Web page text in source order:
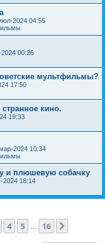
2024 04:55
00:26
мультфильмы?
17:50
кино.
19:33
2024 10:34
и плюшевую собачку
2024 18:14
из 16
4 5 16